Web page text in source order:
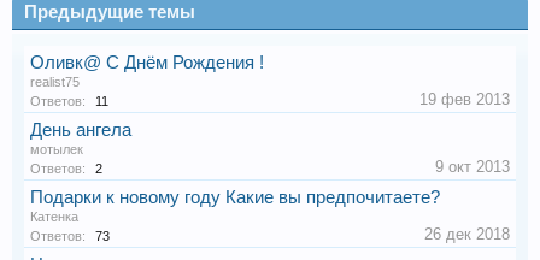
Предыдущие темы
Оливк@ C Днём Рождения !
realist75
Ответов:
11 19 фев 2013
День ангела
мотылек
Ответов:
2 9 окт 2013
Подарки к новому году Какие вы предпочитаете?
Катенка
Ответов:
73 26 дек 2018